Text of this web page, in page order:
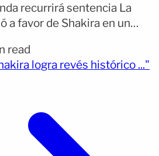
recurrirá sentencia La
a favor de Shakira en un
lo Contencioso-Administrativo
determinó que la artista
read
logra revés histórico ..."